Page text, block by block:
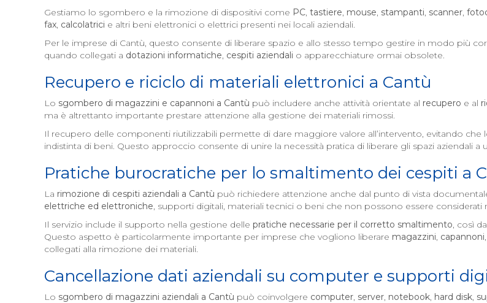
Gestiamo lo sgombero e la rimozione di dispositivi come PC, tastiere, mouse, stampanti, scanner,
fax, calcolatrici e altri beni elettronici o elettrici presenti nei locali aziendali.
Per le imprese di Cantù, questo consente di liberare spazio e allo stesso tempo gestire in modo più
quando collegati a dotazioni informatiche, cespiti aziendali o apparecchiature ormai obsolete.
Recupero e riciclo di materiali elettronici a Cantù
Lo sgombero di magazzini e capannoni a Cantù può includere anche attività orientate al recupero e al
ma è altrettanto importante prestare attenzione alla gestione dei materiali rimossi.
Il recupero delle componenti riutilizzabili permette di dare maggiore valore all’intervento, evitando
indistinta di beni. Questo approccio consente di unire la necessità pratica di liberare gli spazi aziendali
Pratiche burocratiche per lo smaltimento dei cespiti a
La rimozione di cespiti aziendali a Cantù può richiedere attenzione anche dal punto di vista
elettriche ed elettroniche, supporti digitali, materiali tecnici o beni che non possono essere considerati
Il servizio include il supporto nella gestione delle pratiche necessarie per il corretto smaltimento, così
Questo aspetto è particolarmente importante per imprese che vogliono liberare magazzini, capannoni,
collegati alla rimozione dei materiali.
Cancellazione dati aziendali su computer e supporti
Lo sgombero di magazzini aziendali a Cantù può coinvolgere computer, server, notebook, hard disk,